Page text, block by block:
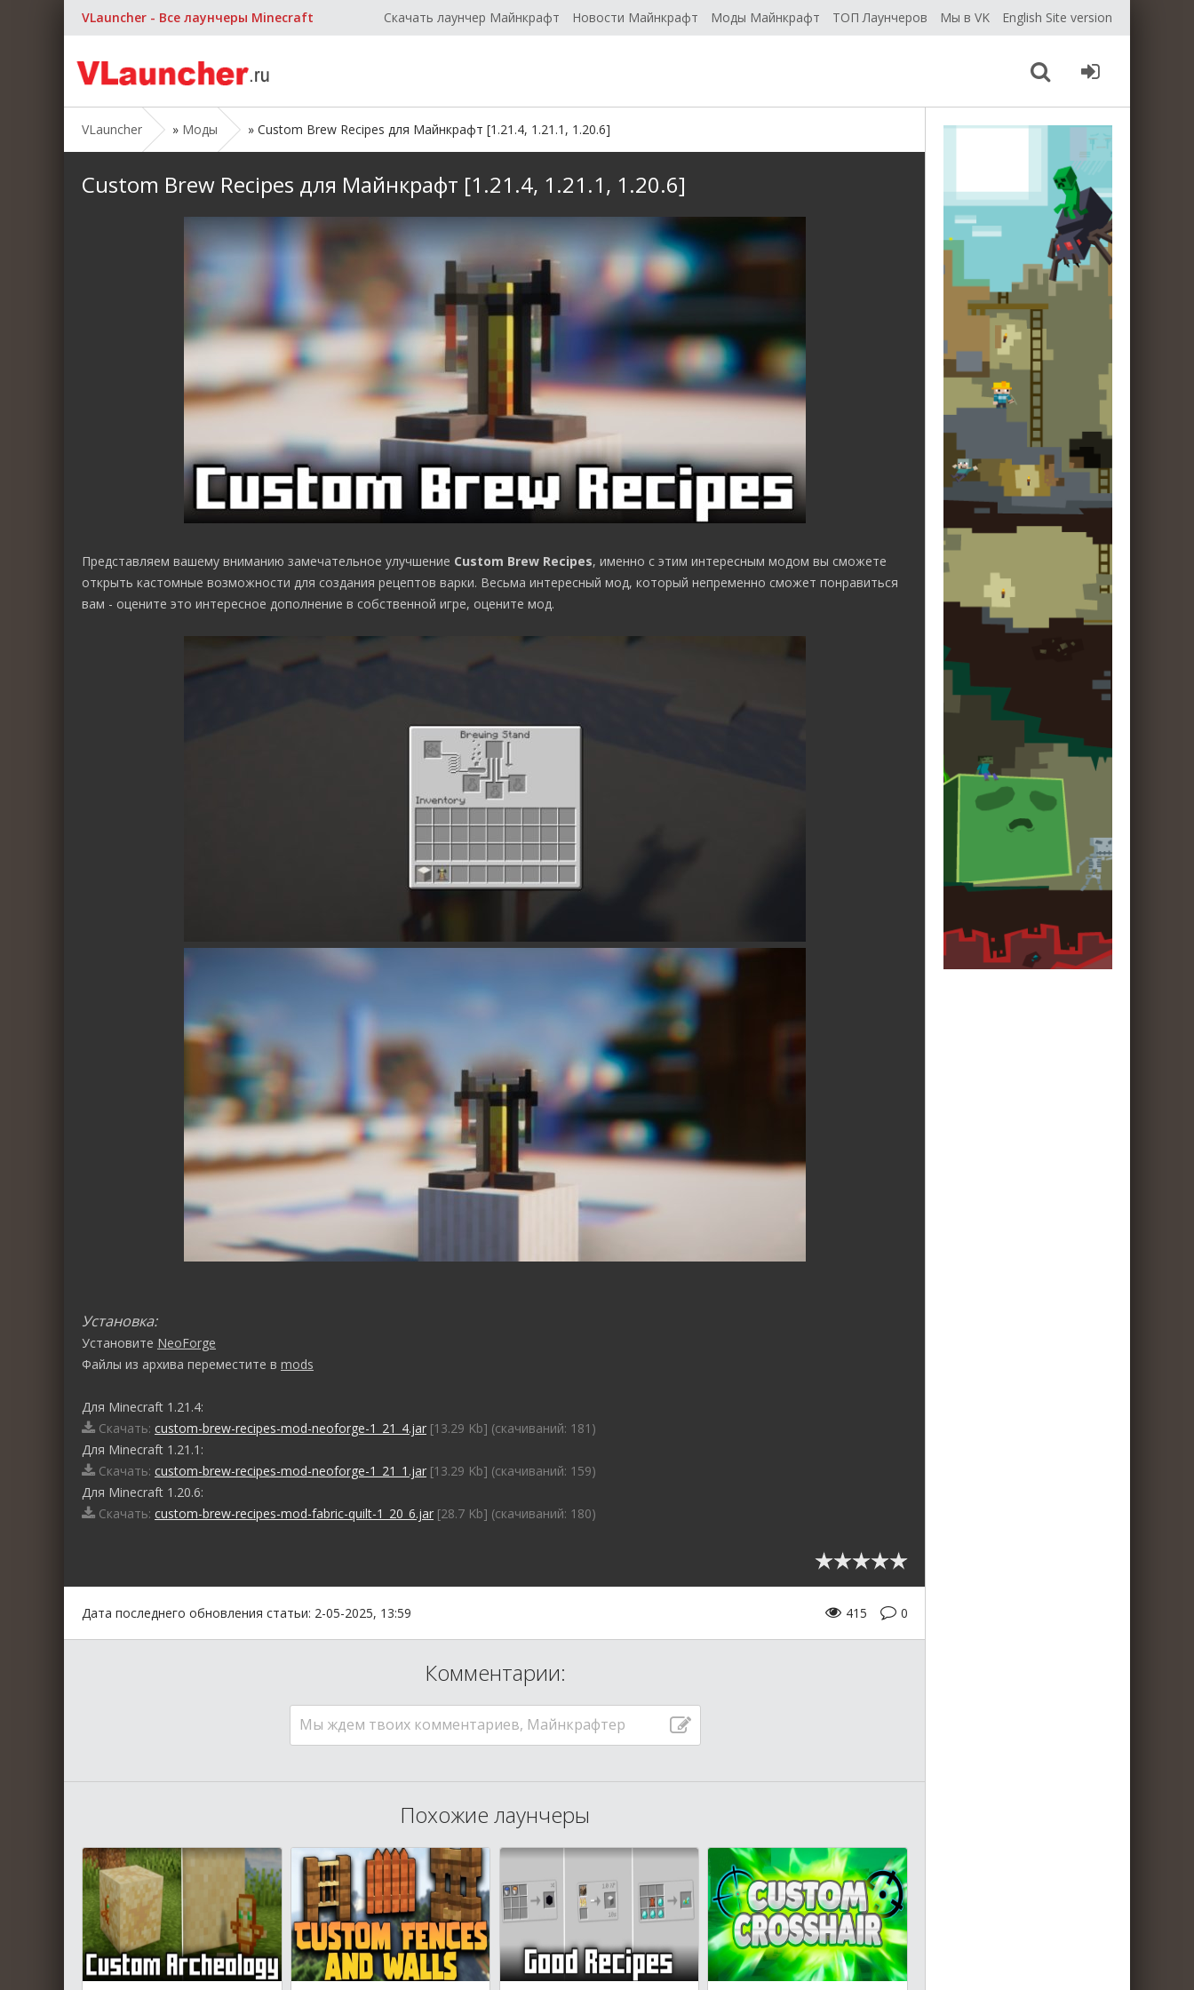
VLauncher - Все лаунчеры Minecraft Скачать лаунчер Майнкрафт Новости Майнкрафт Моды Майнкрафт ТОП Лаунчеров Мы в VK English Site version
VLauncher » Моды » Custom Brew Recipes для Майнкрафт [1.21.4, 1.21.1, 1.20.6]
Custom Brew Recipes для Майнкрафт [1.21.4, 1.21.1, 1.20.6]
Представляем вашему вниманию замечательное улучшение Custom Brew Recipes, именно с этим интересным модом вы сможете
открыть кастомные возможности для создания рецептов варки. Весьма интересный мод, который непременно сможет понравиться
вам - оцените это интересное дополнение в собственной игре, оцените мод.
Установка:
Установите NeoForge
Файлы из архива переместите в mods
Для Minecraft 1.21.4:
Скачать: custom-brew-recipes-mod-neoforge-1_21_4.jar [13.29 Kb] (cкачиваний: 181)
Для Minecraft 1.21.1:
Скачать: custom-brew-recipes-mod-neoforge-1_21_1.jar [13.29 Kb] (cкачиваний: 159)
Для Minecraft 1.20.6:
Скачать: custom-brew-recipes-mod-fabric-quilt-1_20_6.jar [28.7 Kb] (cкачиваний: 180)
Дата последнего обновления статьи: 2-05-2025, 13:59 0
415
Комментарии:
Мы ждем твоих комментариев, Майнкрафтер
Похожие лаунчеры